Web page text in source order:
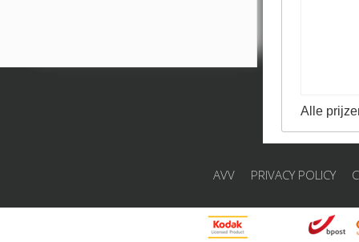
Alle
AVV PRIVACY POLICY